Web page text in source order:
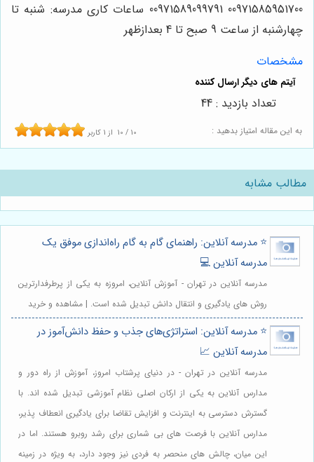
00971585951700 00971589099791 ساعات کاری مدرسه: شنبه تا
چهارشنبه از ساعت 9 صبح تا 4 بعدازظهر
مشخصات
به این مقاله امتیاز بدهید : 10 / 10 از 1 کاربر
تعداد بازدید : 44
مطالب مشابه
⭐️ مدرسه آنلاین: راهنمای گام به گام راه‌اندازی موفق یک
مدرسه آنلاین 💻
مدرسه آنلاین در تهران - آموزش آنلاین، امروزه به یکی از پرطرفدارترین
روش های یادگیری و انتقال دانش تبدیل شده است. | مشاهده و خرید
⭐️ مدرسه آنلاین: استراتژی‌های جذب و حفظ دانش‌آموز در
مدرسه آنلاین 📈
مدرسه آنلاین در تهران - در دنیای پرشتاب امروز، آموزش از راه دور و
مدارس آنلاین به یکی از ارکان اصلی نظام آموزشی تبدیل شده اند. با
گسترش دسترسی به اینترنت و افزایش تقاضا برای یادگیری انعطاف پذیر،
مدارس آنلاین با فرصت های بی شماری برای رشد روبرو هستند. اما در
این میان، چالش های منحصر به فردی نیز وجود دارد، به ویژه در زمینه